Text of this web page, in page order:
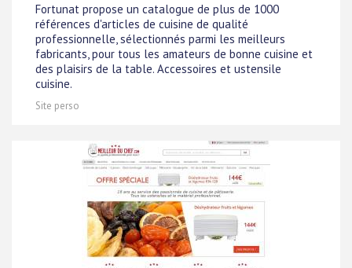
Fortunat propose un catalogue de plus de 1000
références d'articles de cuisine de qualité
professionnelle, sélectionnés parmi les meilleurs
fabricants, pour tous les amateurs de bonne cuisine et
des plaisirs de la table. Accessoires et ustensile
cuisine.
Site perso